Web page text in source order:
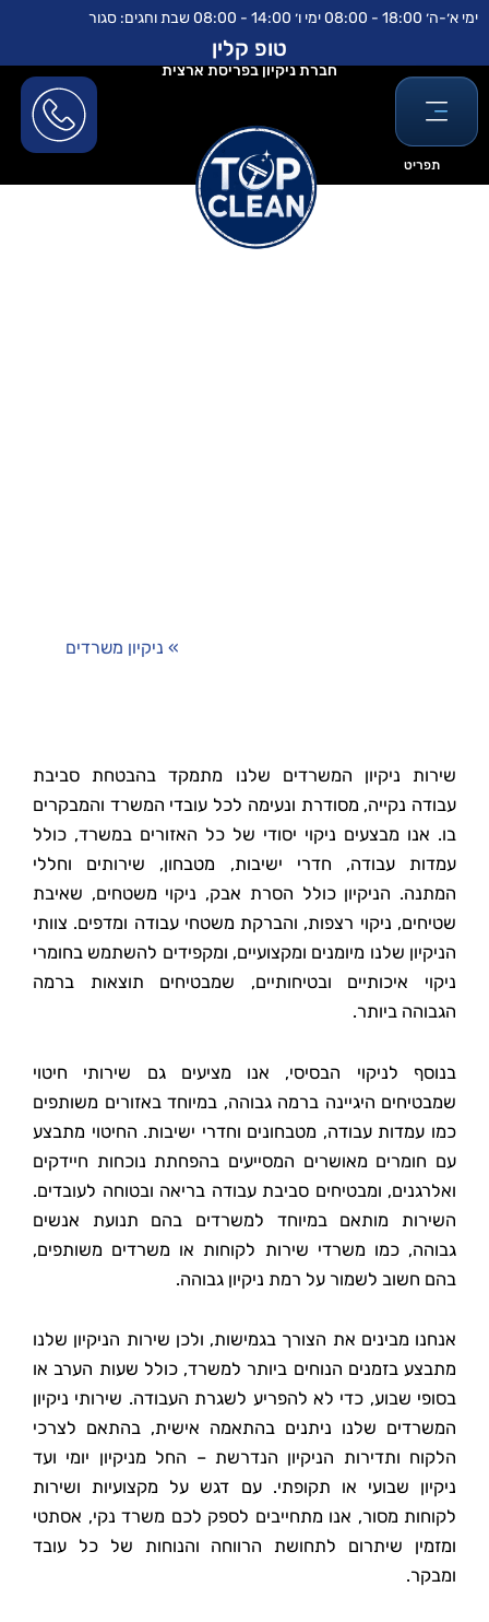
לתוכן
דילוג
ימי א׳-ה׳ 18:00 - 08:00 ימי ו׳ 14:00 - 08:00 שבת וחגים: סגור
תפריט
טופ קלין
חברת ניקיון בפריסת ארצית
» ניקיון משרדים
שירות ניקיון המשרדים שלנו מתמקד בהבטחת סביבת
עבודה נקייה, מסודרת ונעימה לכל עובדי המשרד והמבקרים
בו. אנו מבצעים ניקוי יסודי של כל האזורים במשרד, כולל
עמדות עבודה, חדרי ישיבות, מטבחון, שירותים וחללי
המתנה. הניקיון כולל הסרת אבק, ניקוי משטחים, שאיבת
שטיחים, ניקוי רצפות, והברקת משטחי עבודה ומדפים. צוותי
הניקיון שלנו מיומנים ומקצועיים, ומקפידים להשתמש בחומרי
ניקוי איכותיים ובטיחותיים, שמבטיחים תוצאות ברמה
הגבוהה ביותר.
בנוסף לניקוי הבסיסי, אנו מציעים גם שירותי חיטוי
שמבטיחים היגיינה ברמה גבוהה, במיוחד באזורים משותפים
כמו עמדות עבודה, מטבחונים וחדרי ישיבות. החיטוי מתבצע
עם חומרים מאושרים המסייעים בהפחתת נוכחות חיידקים
ואלרגנים, ומבטיחים סביבת עבודה בריאה ובטוחה לעובדים.
השירות מותאם במיוחד למשרדים בהם תנועת אנשים
גבוהה, כמו משרדי שירות לקוחות או משרדים משותפים,
בהם חשוב לשמור על רמת ניקיון גבוהה.
אנחנו מבינים את הצורך בגמישות, ולכן שירות הניקיון שלנו
מתבצע בזמנים הנוחים ביותר למשרד, כולל שעות הערב או
בסופי שבוע, כדי לא להפריע לשגרת העבודה. שירותי ניקיון
המשרדים שלנו ניתנים בהתאמה אישית, בהתאם לצרכי
הלקוח ותדירות הניקיון הנדרשת – החל מניקיון יומי ועד
ניקיון שבועי או תקופתי. עם דגש על מקצועיות ושירות
לקוחות מסור, אנו מתחייבים לספק לכם משרד נקי, אסתטי
ומזמין שיתרום לתחושת הרווחה והנוחות של כל עובד
ומבקר.